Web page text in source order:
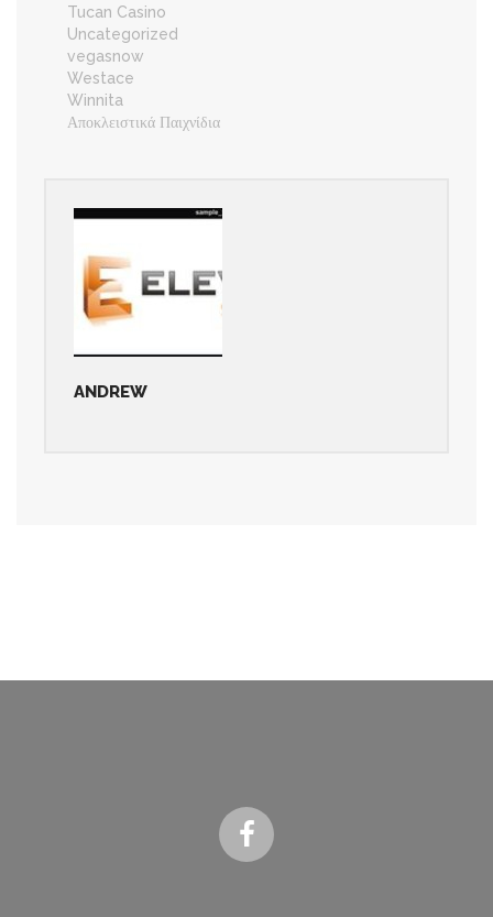
Tucan Casino
Uncategorized
vegasnow
Westace
Winnita
Αποκλειστικά Παιχνίδια
ANDREW